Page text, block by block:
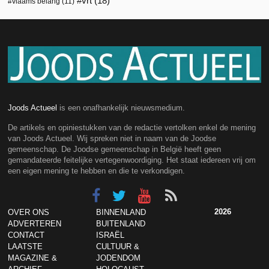
Joods Actueel is een onafhankelijk nieuwsmedium.
De artikels en opiniestukken van de redactie vertolken enkel de mening
van Joods Actueel. Wij spreken niet in naam van de Joodse
gemeenschap. De Joodse gemeenschap in België heeft geen
gemandateerde feitelijke vertegenwoordiging. Het staat iedereen vrij om
een eigen mening te hebben en die te verkondigen.
OVER ONS
ADVERTEREN
CONTACT
LAATSTE
MAGAZINE &
BINNENLAND
BUITENLAND
ISRAËL
CULTUUR &
JODENDOM
2026